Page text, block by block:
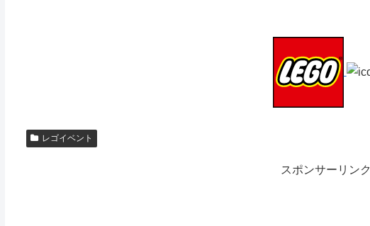
レゴイベント
スポンサーリンク